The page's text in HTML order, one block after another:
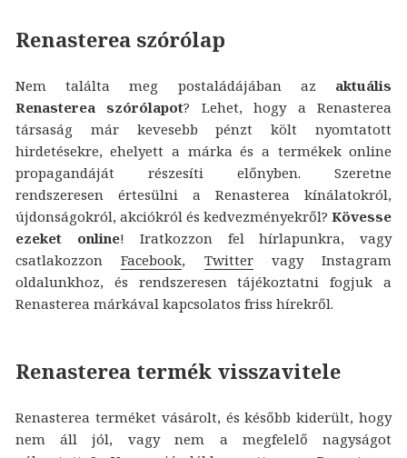
Renasterea szórólap
Nem találta meg postaládájában az aktuális
Renasterea szórólapot? Lehet, hogy a Renasterea
társaság már kevesebb pénzt költ nyomtatott
hirdetésekre, ehelyett a márka és a termékek online
propagandáját részesíti előnyben. Szeretne
rendszeresen értesülni a Renasterea kínálatokról,
újdonságokról, akciókról és kedvezményekről?Kövesse
ezeket online! Iratkozzon fel hírlapunkra, vagy
csatlakozzonFacebook, Twittervagy Instagram
oldalunkhoz, és rendszeresen tájékoztatni fogjuk a
Renasterea márkával kapcsolatos friss hírekről.
Renasterea termék visszavitele
Renasterea terméket vásárolt, és később kiderült, hogy
nem áll jól, vagy nem a megfelelő nagyságot